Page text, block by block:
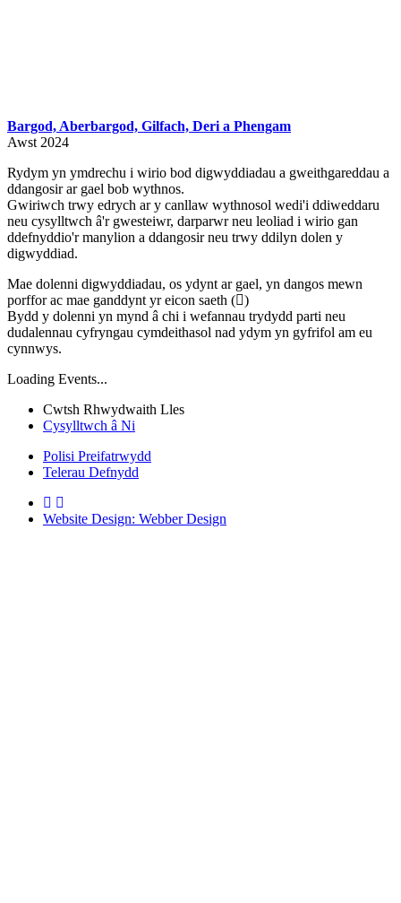
Bargod, Aberbargod, Gilfach, Deri a Phengam
Awst 2024
Rydym yn ymdrechu i wirio bod digwyddiadau a gweithgareddau a
ddangosir ar gael bob wythnos.
Gwiriwch trwy edrych ar y canllaw wythnosol wedi'i ddiweddaru
neu cysylltwch â'r gwesteiwr, darparwr neu leoliad i wirio gan
ddefnyddio'r manylion a ddangosir neu trwy ddilyn dolen y
digwyddiad.
Mae dolenni digwyddiadau, os ydynt ar gael, yn dangos mewn
porffor ac mae ganddynt yr eicon saeth ( )
Bydd y dolenni yn mynd â chi i wefannau trydydd parti neu
dudalennau cyfryngau cymdeithasol nad ydym yn gyfrifol am eu
cynnwys.
Loading Events...
Cwtsh Rhwydwaith Lles
Cysylltwch â Ni
Polisi Preifatrwydd
Telerau Defnydd
Website Design: Webber Design